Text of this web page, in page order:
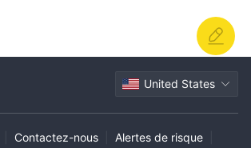
United States
Contactez-nous Alertes de risque